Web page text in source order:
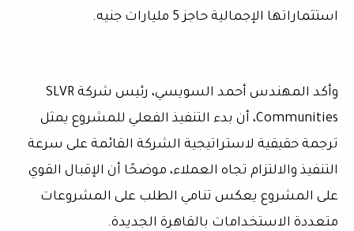
استثماراتها الإجمالية حاجز 5 مليارات جنيه.
وأكد المهندس أحمد السويسي، رئيس شركة SLVR
Communities، أن بدء التنفيذ الفعلي للمشروع يمثل
ترجمة حقيقية لاستراتيجية الشركة القائمة على سرعة
التنفيذ والالتزام تجاه العملاء، موضحًا أن الإقبال القوي
على المشروع يعكس تنامي الطلب على المشروعات
متعددة الاستخدامات بالقاهرة الجديدة.